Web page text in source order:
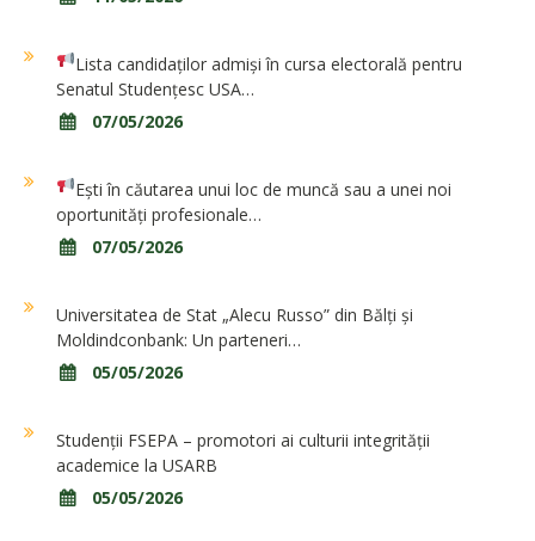
Lista candidaților admiși în cursa electorală pentru
Senatul Studențesc USA…
07/05/2026
Ești în căutarea unui loc de muncă sau a unei noi
oportunități profesionale…
07/05/2026
Universitatea de Stat „Alecu Russo” din Bălți și
Moldindconbank: Un parteneri…
05/05/2026
Studenții FSEPA – promotori ai culturii integrității
academice la USARB
05/05/2026